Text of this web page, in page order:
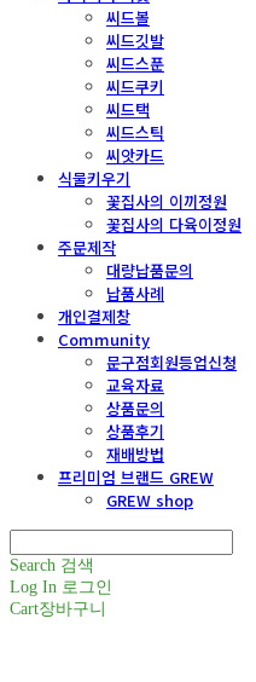
씨드볼
씨드깃발
씨드스푼
씨드쿠키
씨드택
씨드스틱
씨앗카드
식물키우기
꽃집사의 이끼정원
꽃집사의 다육이정원
주문제작
대량납품문의
납품사례
개인결제창
Community
문구점회원등업신청
교육자료
상품문의
상품후기
재배방법
프리미엄 브랜드 GREW
GREW shop
Search 검색
Log In 로그인
Cart장바구니